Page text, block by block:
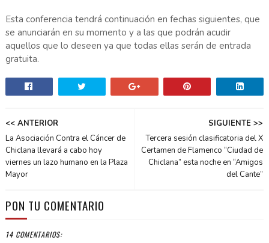
Esta conferencia tendrá continuación en fechas siguientes, que
se anunciarán en su momento y a las que podrán acudir
aquellos que lo deseen ya que todas ellas serán de entrada
gratuita.
SIGUIENTE >>
Tercera sesión clasificatoria del X
Certamen de Flamenco “Ciudad de
Chiclana” esta noche en “Amigos
del Cante”
<< ANTERIOR
La Asociación Contra el Cáncer de
Chiclana llevará a cabo hoy
viernes un lazo humano en la Plaza
Mayor
PON TU COMENTARIO
14 COMENTARIOS: